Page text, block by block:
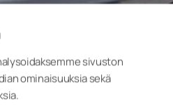
sivuston
ominaisuuksia sekä